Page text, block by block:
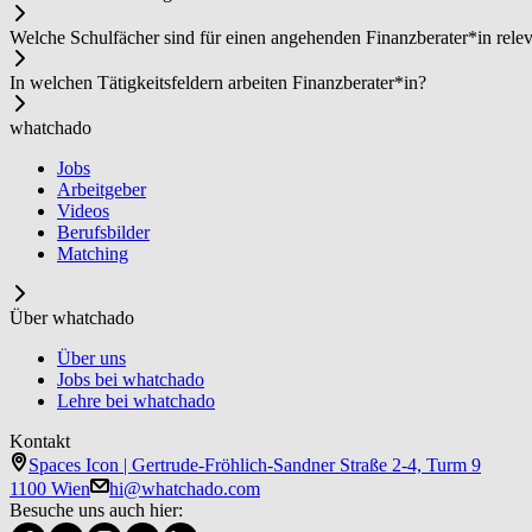
Welche Schulfächer sind für einen angehenden Fi­nanz­be­ra­ter*in
In welchen Tätigkeitsfeldern arbeiten Fi­nanz­be­ra­ter*in?
whatchado
Jobs
Arbeitgeber
Videos
Berufsbilder
Matching
Über whatchado
Über uns
Jobs bei whatchado
Lehre bei whatchado
Kontakt
Spaces Icon | Gertrude-Fröhlich-Sandner Straße 2-4, Turm 9
1100 Wien
hi@whatchado.com
Besuche uns auch hier: